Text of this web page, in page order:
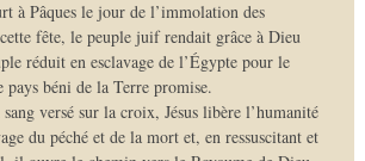
à Pâques le jour de l’immolation des
fête, le peuple juif rendait grâce à Dieu
réduit en esclavage de l’Égypte pour le
pays béni de la Terre promise.
versé sur la croix, Jésus libère l’humanité
du péché et de la mort et, en ressuscitant et